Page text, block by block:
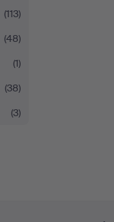
(113)
(48)
(1)
(38)
(3)